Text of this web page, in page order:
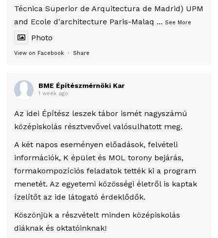
Técnica Superior de Arquitectura de Madrid) UPM
and Ecole d'architecture Paris-Malaq ... See More
Photo
View on Facebook · Share
BME Építészmérnöki Kar
1 week ago
Az idei Építész leszek tábor ismét nagyszámú
középiskolás résztvevővel valósulhatott meg.
A két napos eseményen előadások, felvételi
információk, K épület és MOL torony bejárás,
formakompozíciós feladatok tették ki a program
menetét. Az egyetemi közösségi életről is kaptak
ízelítőt az ide látogató érdeklődők.
Köszönjük a részvételt minden középiskolás
diáknak és oktatóinknak!